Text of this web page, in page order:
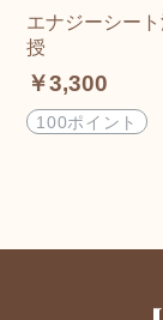
エナジーシー
授
￥3,300
100ポイント